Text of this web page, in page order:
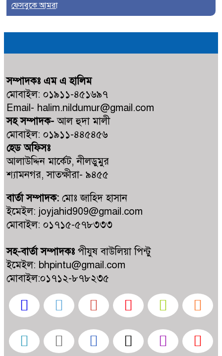
নুরনগরে গ্রাম্য ডাক্তারের ভুল চিকিৎসার
সন্তান উচ্ছেদের পায়তারার প্রতিবাদে
মানববন্ধন
ভোট আসে জনপ্রতিনিধি হয়, কিন্তু
মহেশ্বরপুরের কোন উন্নয়ন হয়না
কালিগঞ্জ কুশুলিয়া উচ্চ মাধ্যমিক
বিদ্যালয়ের কমিটির অভিষেক অনুষ্ঠিত
কালিগঞ্জে ট্রাকচাপায় শিশুর মর্মান্তিক মৃত্যু,
ট্রাক জব্দ, চালক আটক
আইনের আওতায় এনে দ্রুত, নিরপেক্ষ ও
স্বচ্ছ বিচার নিশ্চিত করতে হবে- মাহবুবুল
আলম
গাবুরা ইউনিয়ন ডিজিটাল তথ্য সেবা
কেন্দ্রে রবিউলের অত্যাচারে অতিষ্ঠ
সরকারের উন্নয়ন ও সফলতা প্রচারে
ফেসবুকে আমরা
সম্পাদকঃ এম এ হালিম
মোবাইল: ০১৯১১-৪৫১৬৯৭
Email- halim.nildumur@gmail.com
সহ সম্পাদক- আল হুদা মালী
মোবাইল: ০১৯১১-৪৪৫৪৫৬
হেড অফিসঃ
আলাউদ্দিন মার্কেট, নীলডুমুর
শ্যামনগর, সাতক্ষীরা- ৯৪৫৫
বার্তা সম্পাদক: মোঃ জাহিদ হাসান
ইমেইল: joyjahid909@gmail.com
মোবাইল: ০১৭১৫-৫৭৮৩৩৩
সহ-বার্তা সম্পাদকঃ পীযুষ বাউলিয়া পিন্টু
ইমেইল: bhpintu@gmail.com
মোবাইল:০১৭১২-৮৭৮২৩৫